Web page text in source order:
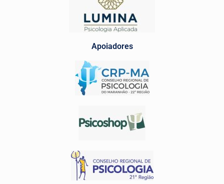
Apoiadores